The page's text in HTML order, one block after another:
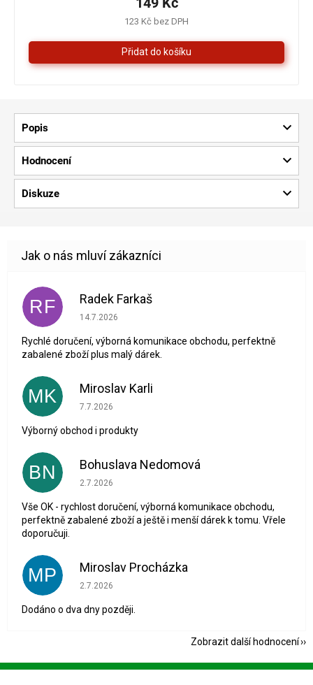
4,3
z
5
hvězdiček.
123 Kč bez DPH
Popis
Hodnocení
Diskuze
RF Radek Farkaš
Hodnocení obchodu je 5 z 5 hvězdiček.
14.7.2026
Rychlé doručení, výborná komunikace obchodu, perfektně
zabalené zboží plus malý dárek.
MK Miroslav Karli
Hodnocení obchodu je 5 z 5 hvězdiček.
7.7.2026
Výborný obchod i produkty
BN Bohuslava Nedomová
Hodnocení obchodu je 5 z 5 hvězdiček.
2.7.2026
Vše OK - rychlost doručení, výborná komunikace obchodu,
perfektně zabalené zboží a ještě i menší dárek k tomu. Vřele
doporučuji.
MP Miroslav Procházka
Hodnocení obchodu je 1 z 5 hvězdiček.
2.7.2026
Dodáno o dva dny později.
Zobrazit další hodnocení
Z